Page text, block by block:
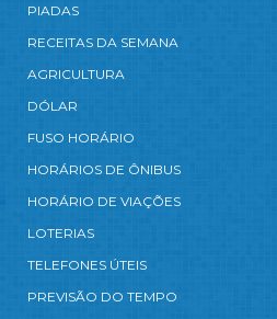
PIADAS
RECEITAS DA SEMANA
AGRICULTURA
DÓLAR
FUSO HORÁRIO
HORÁRIOS DE ÔNIBUS
HORÁRIO DE VIAÇÕES
LOTERIAS
TELEFONES ÚTEIS
PREVISÃO DO TEMPO